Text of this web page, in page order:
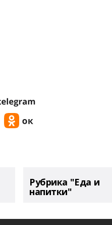
Рубрика "Еда и
напитки"